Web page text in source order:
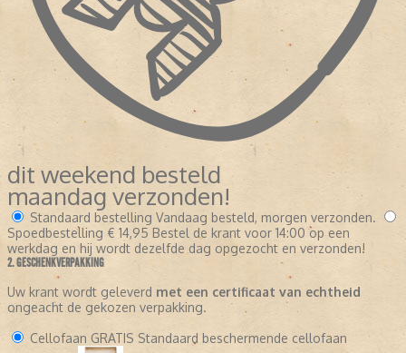
dit weekend besteld
maandag verzonden!
Standaard bestelling Vandaag besteld, morgen verzonden.
Spoedbestelling € 14,95 Bestel de krant voor 14:00 op een
werkdag en hij wordt dezelfde dag opgezocht en verzonden!
2. GESCHENKVERPAKKING
Uw krant wordt geleverd met een certificaat van echtheid
ongeacht de gekozen verpakking.
Cellofaan GRATIS Standaard beschermende cellofaan